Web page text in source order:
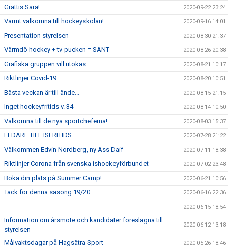
Grattis Sara! 2020-09-22 23:24
Varmt välkomna till hockeyskolan! 2020-09-16 14:01
Presentation styrelsen 2020-08-30 21:37
Värmdö hockey + tv-pucken = SANT 2020-08-26 20:38
Grafiska gruppen vill utökas 2020-08-21 10:17
Riktlinjer Covid-19 2020-08-20 10:51
Bästa veckan är till ände... 2020-08-15 21:15
Inget hockeyfritids v. 34 2020-08-14 10:50
Välkomna till de nya sportcheferna! 2020-08-03 15:37
LEDARE TILL ISFRITIDS 2020-07-28 21:22
Välkommen Edvin Nordberg, ny Ass Daif 2020-07-11 18:38
Riktlinjer Corona från svenska ishockeyförbundet 2020-07-02 23:48
Boka din plats på Summer Camp! 2020-06-21 10:56
Tack för denna säsong 19/20 2020-06-16 22:36
2020-06-15 18:54
Information om årsmöte och kandidater föreslagna till
styrelsen
2020-06-12 13:18
Målvaktsdagar på Hagsätra Sport 2020-05-26 18:46